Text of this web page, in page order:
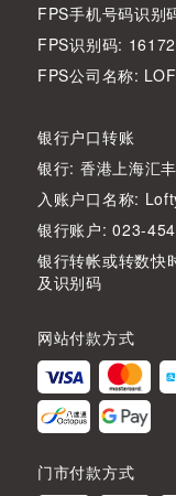
FPS手机号码识别
FPS识别码:
FPS公司名称:
银行户口转账
银行: 香港上海汇
入账户口名称:
银行账户: 023-
银行转帐或转数快
及识别码
网站付款方式
门市付款方式